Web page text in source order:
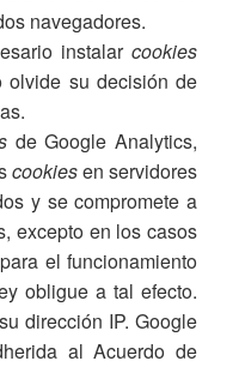
navegadores.
instalar cookies
olvide su decisión de
de Google Analytics,
cookiesen servidores
y se compromete a
excepto en los casos
el funcionamiento
obligue a tal efecto.
dirección IP. Google
al Acuerdo de